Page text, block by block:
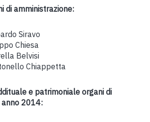
di amministrazione:
Siravo
Chiesa
Belvisi
Chiappetta
e patrimoniale organi di
2014: